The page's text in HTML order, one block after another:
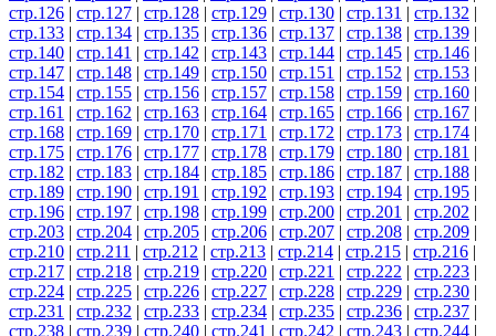
стр.126 | стр.127 | стр.128 | стр.129 | стр.130 | стр.131 | стр.132 |
стр.133 | стр.134 | стр.135 | стр.136 | стр.137 | стр.138 | стр.139 |
стр.140 | стр.141 | стр.142 | стр.143 | стр.144 | стр.145 | стр.146 |
стр.147 | стр.148 | стр.149 | стр.150 | стр.151 | стр.152 | стр.153 |
стр.154 | стр.155 | стр.156 | стр.157 | стр.158 | стр.159 | стр.160 |
стр.161 | стр.162 | стр.163 | стр.164 | стр.165 | стр.166 | стр.167 |
стр.168 | стр.169 | стр.170 | стр.171 | стр.172 | стр.173 | стр.174 |
стр.175 | стр.176 | стр.177 | стр.178 | стр.179 | стр.180 | стр.181 |
стр.182 | стр.183 | стр.184 | стр.185 | стр.186 | стр.187 | стр.188 |
стр.189 | стр.190 | стр.191 | стр.192 | стр.193 | стр.194 | стр.195 |
стр.196 | стр.197 | стр.198 | стр.199 | стр.200 | стр.201 | стр.202 |
стр.203 | стр.204 | стр.205 | стр.206 | стр.207 | стр.208 | стр.209 |
стр.210 | стр.211 | стр.212 | стр.213 | стр.214 | стр.215 | стр.216 |
стр.217 | стр.218 | стр.219 | стр.220 | стр.221 | стр.222 | стр.223 |
стр.224 | стр.225 | стр.226 | стр.227 | стр.228 | стр.229 | стр.230 |
стр.231 | стр.232 | стр.233 | стр.234 | стр.235 | стр.236 | стр.237 |
стр.238 | стр.239 | стр.240 | стр.241 | стр.242 | стр.243 | стр.244 |